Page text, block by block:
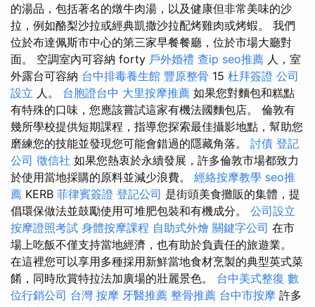
的湯品，包括著名的燉牛肉湯，以及健康但非常美味的沙
拉，例如酪梨沙拉或經典凱撒沙拉配烤雞肉或烤蝦。 我們
位於布達佩斯市中心的第三家早餐餐廳，位於市場大廳對
面。 空調室內可容納 forty 戶外婚禮 查ip seo推薦 人，室
外露台可容納 台中排毒養生館 豐原整骨 15 杜拜簽證 公司
設立 人。 台胞證台中 大里按摩推薦 如果您對麵包和糕點
有特殊的口味，您應該嘗試這家有機法國麵包店。 倫敦有
幾所學校提供短期課程，指導您探索最佳攝影地點，幫助您
磨練您的技能並發現您可能會錯過的隱藏角落。 討債 登記
公司 徵信社 如果您熱衷於永續發展，許多倫敦市場都致力
於使用當地採購的原料並減少浪費。 經絡按摩教學 seo推
薦 KERB 菲律賓簽證 登記公司 是街頭美食攤販的集體，提
倡環保做法並鼓勵使用可堆肥包裝和有機成分。 公司設立
按摩證照考試 身體按摩課程 自助式外燴 關鍵字公司 在市
場上吃飯不僅支持當地經濟，也有助於負責任的旅遊業。
在這裡您可以享用多種採用新鮮當地食材烹製的典型英式菜
餚，同時欣賞特拉法加廣場的壯麗景色。 台中美式整復 數
位行銷公司 台灣 按摩 牙醫推薦 整骨推薦 台中市按摩 許多